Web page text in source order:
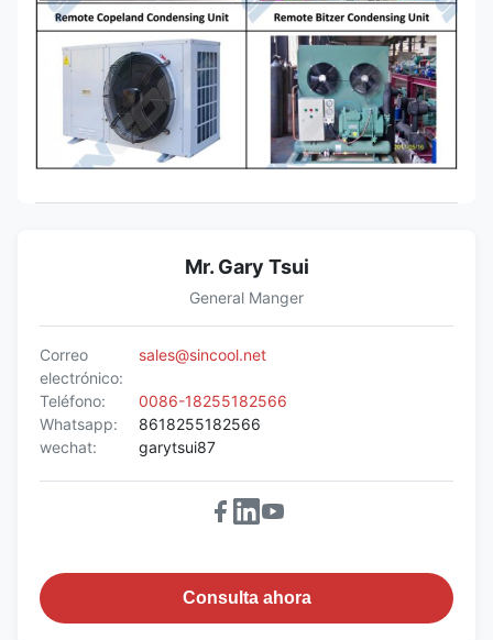
Mr. Gary Tsui
General Manger
Correo
electrónico:
sales@sincool.net
Teléfono:
0086-18255182566
Whatsapp:
8618255182566
wechat:
garytsui87
Consulta ahora